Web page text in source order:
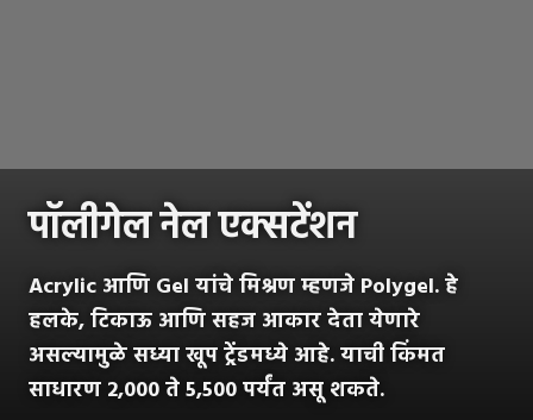
पॉलीगेल नेल एक्सटेंशन
Acrylic आणि Gel यांचे मिश्रण म्हणजे Polygel. हे
हलके, टिकाऊ आणि सहज आकार देता येणारे
असल्यामुळे सध्या खूप ट्रेंडमध्ये आहे. याची किंमत
साधारण 2,000 ते 5,500 पर्यंत असू शकते.